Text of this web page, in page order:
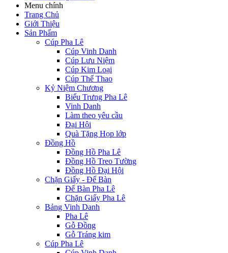
Menu chính
Trang Chủ
Giới Thiệu
Sản Phẩm
Cúp Pha Lê
Cúp Vinh Danh
Cúp Lưu Niệm
Cúp Kim Loại
Cúp Thể Thao
Kỷ Niệm Chương
Biểu Trưng Pha Lê
Vinh Danh
Làm theo yêu cầu
Đại Hội
Quà Tặng Họp lớp
Đồng Hồ
Đồng Hồ Pha Lê
Đồng Hồ Treo Tường
Đồng Hồ Đại Hội
Chặn Giấy - Để Bàn
Để Bàn Pha Lê
Chặn Giấy Pha Lê
Bảng Vinh Danh
Pha Lê
Gỗ Đồng
Gỗ Tráng kim
Cúp Pha Lê